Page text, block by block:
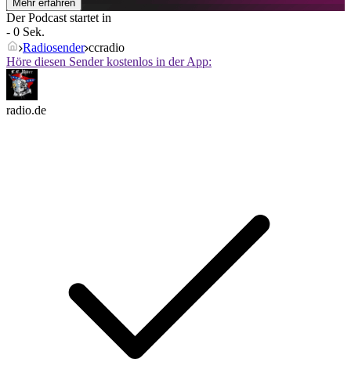
Mehr erfahren
Der Podcast startet in
- 0 Sek.
Radiosender ccradio
Höre diesen Sender kostenlos in der App:
radio.de